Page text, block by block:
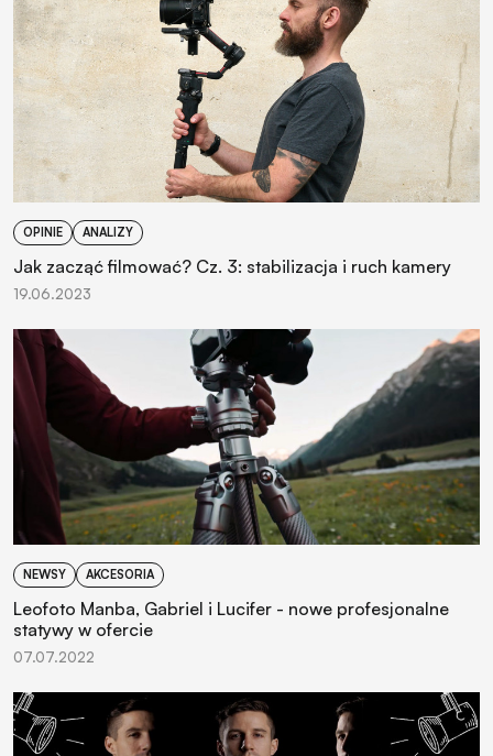
OPINIE ANALIZY
Jak zacząć filmować? Cz. 3: stabilizacja i ruch kamery
19.06.2023
NEWSY AKCESORIA
Leofoto Manba, Gabriel i Lucifer - nowe profesjonalne
statywy w ofercie
07.07.2022